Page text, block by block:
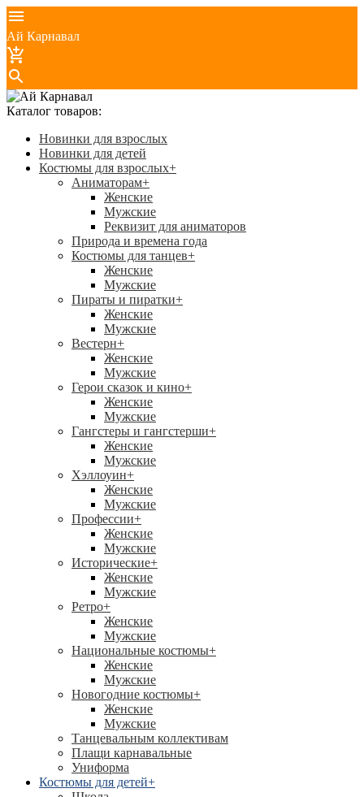
Ай Карнавал
Каталог товаров:
Новинки для взрослых
Новинки для детей
Костюмы для взрослых+
Аниматорам+
Женские
Мужские
Реквизит для аниматоров
Природа и времена года
Костюмы для танцев+
Женские
Мужские
Пираты и пиратки+
Женские
Мужские
Вестерн+
Женские
Мужские
Герои сказок и кино+
Женские
Мужские
Гангстеры и гангстерши+
Женские
Мужские
Хэллоуин+
Женские
Мужские
Профессии+
Женские
Мужские
Исторические+
Женские
Мужские
Ретро+
Женские
Мужские
Национальные костюмы+
Женские
Мужские
Новогодние костюмы+
Женские
Мужские
Танцевальным коллективам
Плащи карнавальные
Униформа
Костюмы для детей+